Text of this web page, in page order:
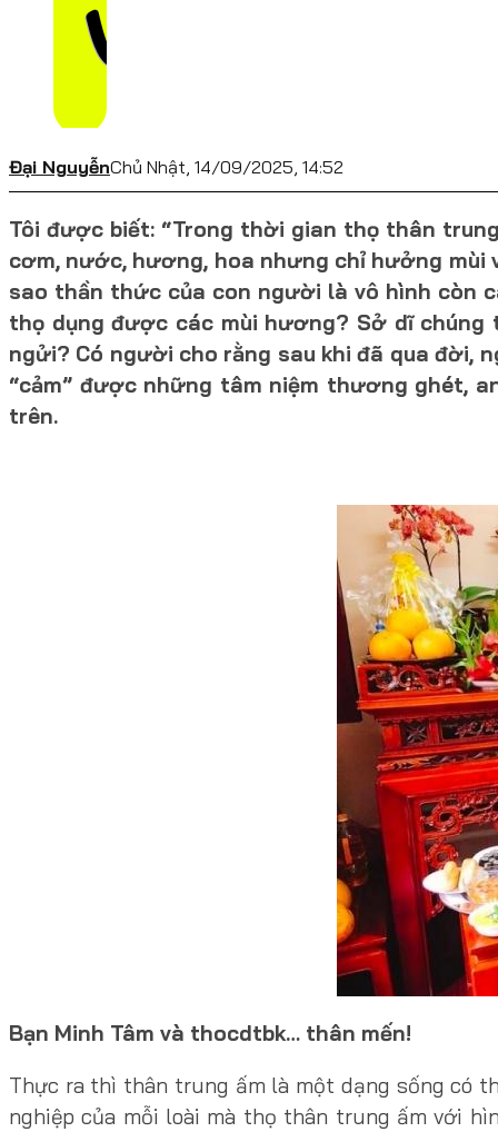
Đại NguyễnChủ Nhật, 14/09/2025, 14:52
Tôi được biết: “Trong thời gian thọ thân
cơm, nước, hương, hoa nhưng chỉ hưởng mùi
sao thần thức của con người là vô hình còn
thọ dụng được các mùi hương? Sở dĩ
ngửi? Có người cho rằng sau khi đã qua đời,
“cảm” được những tâm niệm thương ghét,
trên.
Bạn Minh Tâm và thocdtbk… thân mến!
Thực ra thì thân trung ấm là một dạng sống có
nghiệp của mỗi loài mà thọ thân trung ấm với